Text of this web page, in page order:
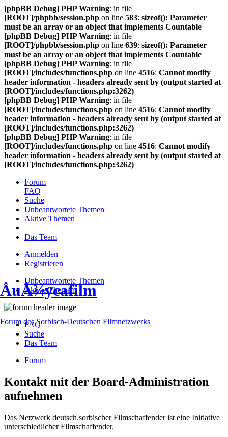
[phpBB Debug] PHP Warning: in file
[ROOT]/phpbb/session.php on line 583: sizeof(): Parameter
must be an array or an object that implements Countable
[phpBB Debug] PHP Warning: in file
[ROOT]/phpbb/session.php on line 639: sizeof(): Parameter
must be an array or an object that implements Countable
[phpBB Debug] PHP Warning: in file
[ROOT]/includes/functions.php on line 4516: Cannot modify
header information - headers already sent by (output started at
[ROOT]/includes/functions.php:3262)
[phpBB Debug] PHP Warning: in file
[ROOT]/includes/functions.php on line 4516: Cannot modify
header information - headers already sent by (output started at
[ROOT]/includes/functions.php:3262)
[phpBB Debug] PHP Warning: in file
[ROOT]/includes/functions.php on line 4516: Cannot modify
header information - headers already sent by (output started at
[ROOT]/includes/functions.php:3262)
Forum
FAQ
Suche
Unbeantwortete Themen
Aktive Themen
Das Team
Anmelden
Registrieren
Unbeantwortete Themen
Aktive Themen
ÅuÅ¾ycafilm
Forum des Sorbisch-Deutschen Filmnetzwerks
FAQ
Suche
Das Team
Forum
Kontakt mit der Board-Administration
aufnehmen
Das Netzwerk deutsch.sorbischer Filmschaffender ist eine Initiative
unterschiedlicher Filmschaffender.